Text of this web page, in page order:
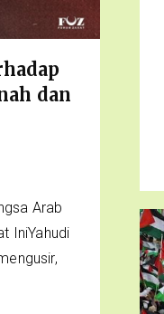
dan
Arab
IniYahudi